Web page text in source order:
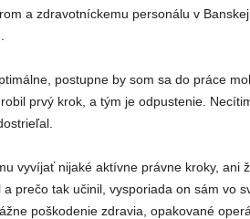
a zdravotníckemu personálu v
postupne by som sa do práce
prvý krok, a tým je odpustenie.
vyvíjať nijaké aktívne právne kroky, ani
prečo tak učinil, vysporiada on sám vo
poškodenie zdravia, opakované